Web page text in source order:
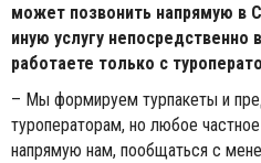
может позвонить напрямую в
иную услугу
работаете только с
– Мы формируем турпакеты и
туроператорам, но любое
напрямую нам, пообщаться с